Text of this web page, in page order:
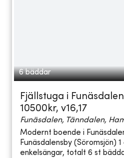
6 bäddar
Fjällstuga i
10500kr, v16,17
Funäsdalen, Tänndalen,
Modernt boende i
Funäsdalensby (Söromsjön)
enkelsängar, totalt 6 st